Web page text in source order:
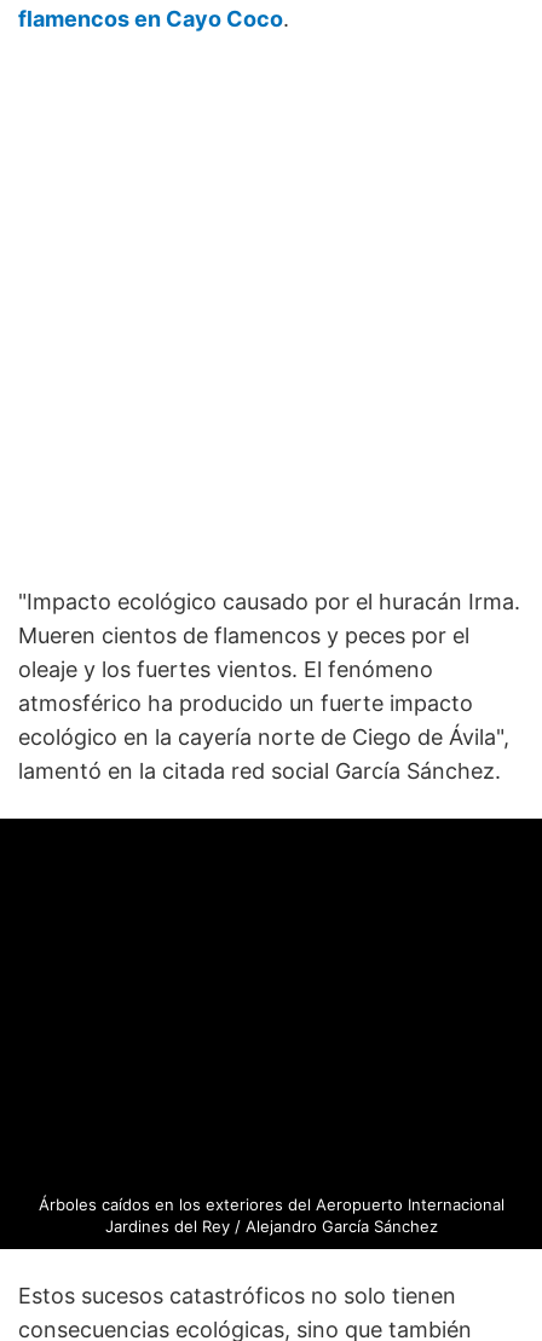
flamencos en Cayo Coco.
"Impacto ecológico causado por el huracán Irma.
Mueren cientos de flamencos y peces por el
oleaje y los fuertes vientos. El fenómeno
atmosférico ha producido un fuerte impacto
ecológico en la cayería norte de Ciego de Ávila",
lamentó en la citada red social García Sánchez.
Árboles caídos en los exteriores del Aeropuerto Internacional
Jardines del Rey / Alejandro García Sánchez
Estos sucesos catastróficos no solo tienen
consecuencias ecológicas, sino que también